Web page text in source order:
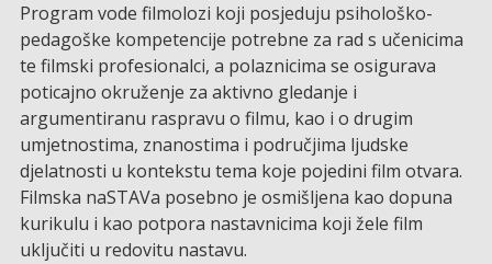
Program vode filmolozi koji posjeduju psihološko-
pedagoške kompetencije potrebne za rad s učenicima
te filmski profesionalci, a polaznicima se osigurava
poticajno okruženje za aktivno gledanje i
argumentiranu raspravu o filmu, kao i o drugim
umjetnostima, znanostima i područjima ljudske
djelatnosti u kontekstu tema koje pojedini film otvara.
Filmska naSTAVa posebno je osmišljena kao dopuna
kurikulu i kao potpora nastavnicima koji žele film
uključiti u redovitu nastavu.